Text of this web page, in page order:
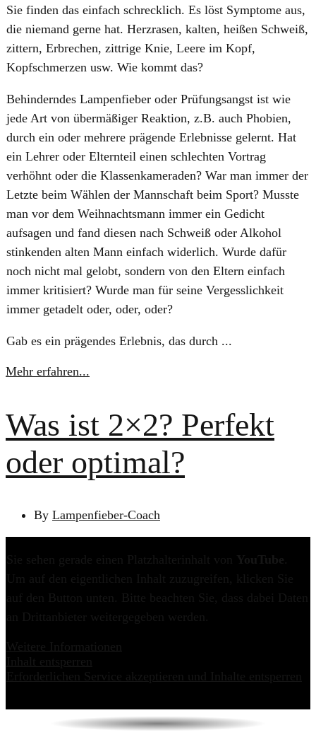
Sie finden das einfach schrecklich. Es löst Symptome aus,
die niemand gerne hat. Herzrasen, kalten, heißen Schweiß,
zittern, Erbrechen, zittrige Knie, Leere im Kopf,
Kopfschmerzen usw. Wie kommt das?
​Behinderndes Lampenfieber oder Prüfungsangst ist wie
jede Art von übermäßiger Reaktion, z.B. auch Phobien,
durch ein oder mehrere prägende Erlebnisse gelernt. Hat
ein Lehrer oder Elternteil einen schlechten Vortrag
verhöhnt oder die Klassenkameraden? War man immer der
Letzte beim Wählen der Mannschaft beim Sport? Musste
man vor dem Weihnachtsmann immer ein Gedicht
aufsagen und fand diesen nach Schweiß oder Alkohol
stinkenden alten Mann einfach widerlich. Wurde dafür
noch nicht mal gelobt, sondern von den Eltern einfach
immer kritisiert? Wurde man für seine Vergesslichkeit
immer getadelt oder, oder, oder?
Gab es ein prägendes Erlebnis, das durch ...
Mehr erfahren...
Was ist 2×2? Perfekt
oder optimal?
By Lampenfieber-Coach